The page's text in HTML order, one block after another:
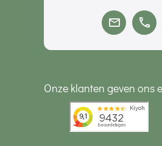
Onze klanten geven ons